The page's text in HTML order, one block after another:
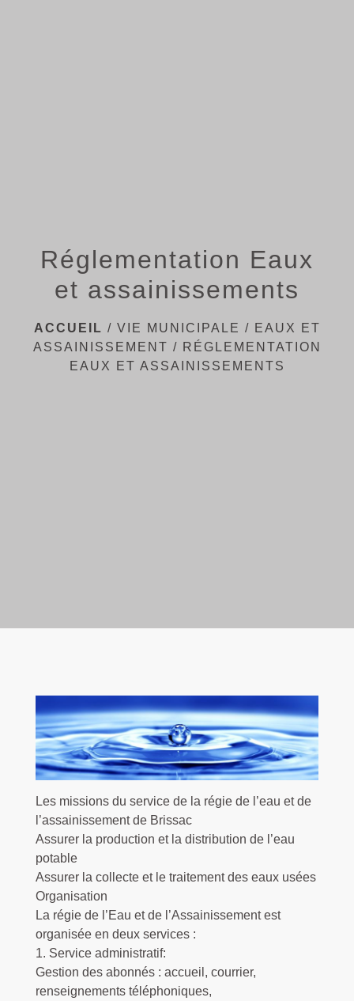
Réglementation Eaux
et assainissements
ACCUEIL / VIE MUNICIPALE / EAUX ET
ASSAINISSEMENT / RÉGLEMENTATION
EAUX ET ASSAINISSEMENTS
Les missions du service de la régie de l’eau et de
l’assainissement de Brissac
Assurer la production et la distribution de l’eau
potable
Assurer la collecte et le traitement des eaux usées
Organisation
La régie de l’Eau et de l’Assainissement est
organisée en deux services :
1. Service administratif:
Gestion des abonnés : accueil, courrier,
renseignements téléphoniques,